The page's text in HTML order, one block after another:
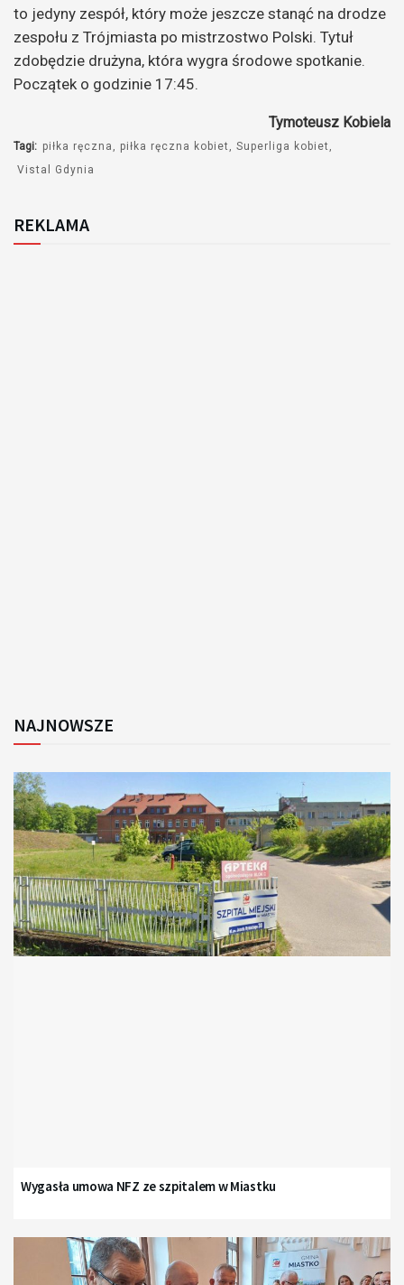
to jedyny zespół, który może jeszcze stanąć na drodze
zespołu z Trójmiasta po mistrzostwo Polski. Tytuł
zdobędzie drużyna, która wygra środowe spotkanie.
Początek o godzinie 17:45.
Tymoteusz Kobiela
Tagi: piłka ręczna piłka ręczna kobiet
Superliga kobiet
Vistal Gdynia
REKLAMA
NAJNOWSZE
Wygasła umowa NFZ ze szpitalem w Miastku